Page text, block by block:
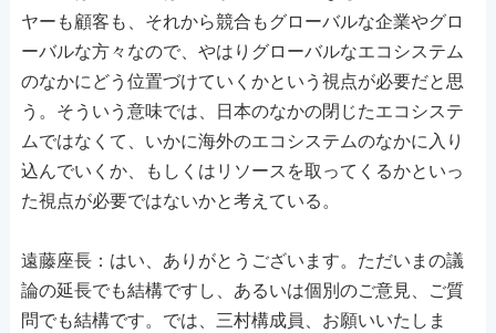
ヤーも顧客も、それから競合もグローバルな企業やグロ
ーバルな方々なので、やはりグローバルなエコシステム
のなかにどう位置づけていくかという視点が必要だと思
う。そういう意味では、日本のなかの閉じたエコシステ
ムではなくて、いかに海外のエコシステムのなかに入り
込んでいくか、もしくはリソースを取ってくるかといっ
た視点が必要ではないかと考えている。
遠藤座長：はい、ありがとうございます。ただいまの議
論の延長でも結構ですし、あるいは個別のご意見、ご質
問でも結構です。では、三村構成員、お願いいたしま